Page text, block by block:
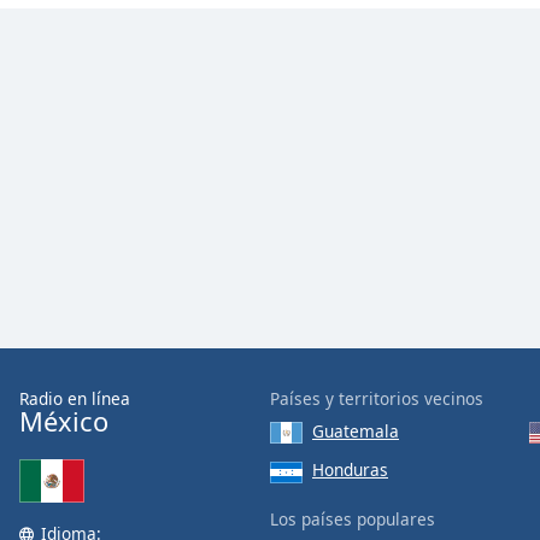
Family
Reset
Done
Radio en línea
México
Idioma:
Países y territorios vecinos
Guatemala
Honduras
Los países populares